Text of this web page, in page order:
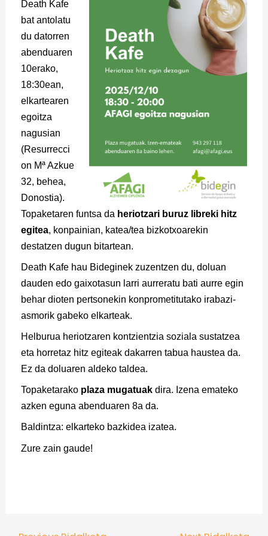
Death Kafe
bat antolatu
du datorren
abenduaren
10erako,
18:30ean,
elkartearen
egoitza
nagusian
(Resurrecci
on Mª Azkue
32, behea,
Donostia).
Topaketaren funtsa da heriotzari buruz libreki hitz
egitea, konpainian, katea/tea bizkotxoarekin
destatzen dugun bitartean.
Death Kafe hau Bideginek zuzentzen du, doluan
dauden edo gaixotasun larri aurreratu bati aurre egin
behar dioten pertsonekin konprometitutako irabazi-
asmorik gabeko elkarteak.
Helburua heriotzaren kontzientzia soziala sustatzea
eta horretaz hitz egiteak dakarren tabua haustea da.
Ez da doluaren aldeko taldea.
Topaketarako plaza mugatuak dira. Izena emateko
azken eguna abenduaren 8a da.
Baldintza: elkarteko bazkidea izatea.
Zure zain gaude!